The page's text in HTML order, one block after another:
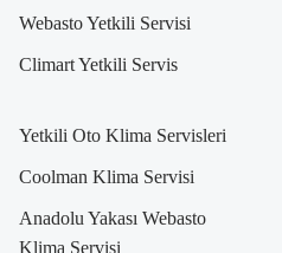
Webasto Yetkili Servisi
Climart Yetkili Servis
Yetkili Oto Klima Servisleri
Coolman Klima Servisi
Anadolu Yakası Webasto
Klima Servisi